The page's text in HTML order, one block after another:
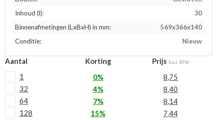
Inhoud (l):
30
Binnenafmetingen (LxBxH) in mm:
569x366x140
Conditie:
Nieuw
Aantal Korting Prijs Excl. BTW
1 0%
8,75
32
4%
8,40
64
7%
8,14
128
15%
7,44